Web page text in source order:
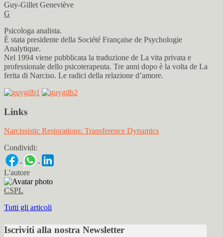
Guy-Gillet Geneviève
G
Psicologa analista.
È stata presidente della Société Française de Psychologie
Analytique.
Nel 1994 viene pubblicata la traduzione de La vita privata e
professionale dello psicoterapeuta. Tre anni dopo è la volta de La
ferita di Narciso. Le radici della relazione d’amore.
Links
Narcissistic Restorations: Transference Dynamics
Condividi:
L'autore
CSPL
Tutti gli articoli
Iscriviti alla nostra Newsletter